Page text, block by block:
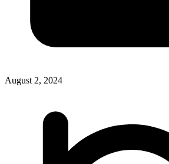
August 2, 2024